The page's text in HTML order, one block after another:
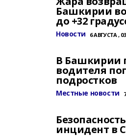
Башкирии
до +32
Новости 6 АВГУСТА ,
В Башкирии
водителя
подростков
Местные новости
инцидент в